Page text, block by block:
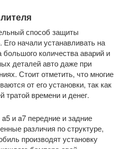
способ защиты
начали устанавливать на
количества аварий и
деталей авто даже при
Стоит отметить, что многие
от его установки, так как
тратой времени и денег.
и a7 передние и задние
различия по структуре,
производят установку